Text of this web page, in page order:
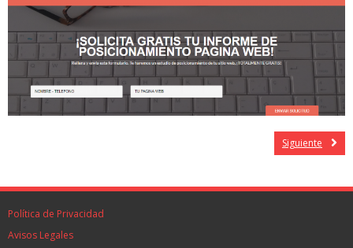
Siguiente
Política de Privacidad
Avisos Legales